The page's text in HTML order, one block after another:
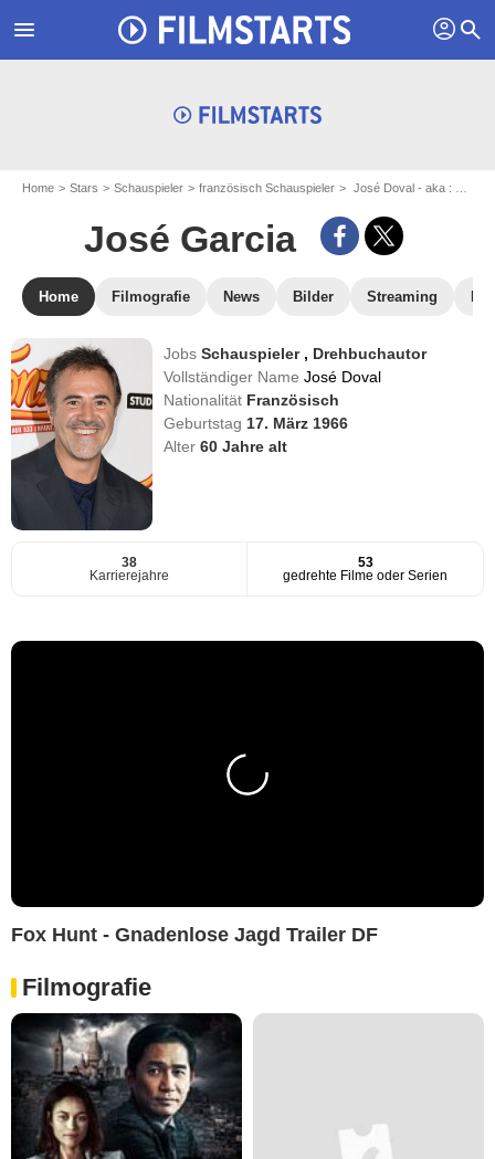
menu profil search
Home Stars Schauspieler französisch Schauspieler José Doval - aka : José Garcia
José Garcia
Home Filmografie News Bilder Streaming
JobsSchauspieler , Drehbuchautor
Vollständiger NameJosé Doval
Nationalität Französisch
Geburtstag 17. März 1966
Alter60 Jahre alt
38
Karrierejahre
53
gedrehte Filme oder Serien
Fox Hunt - Gnadenlose Jagd Trailer DF
Filmografie